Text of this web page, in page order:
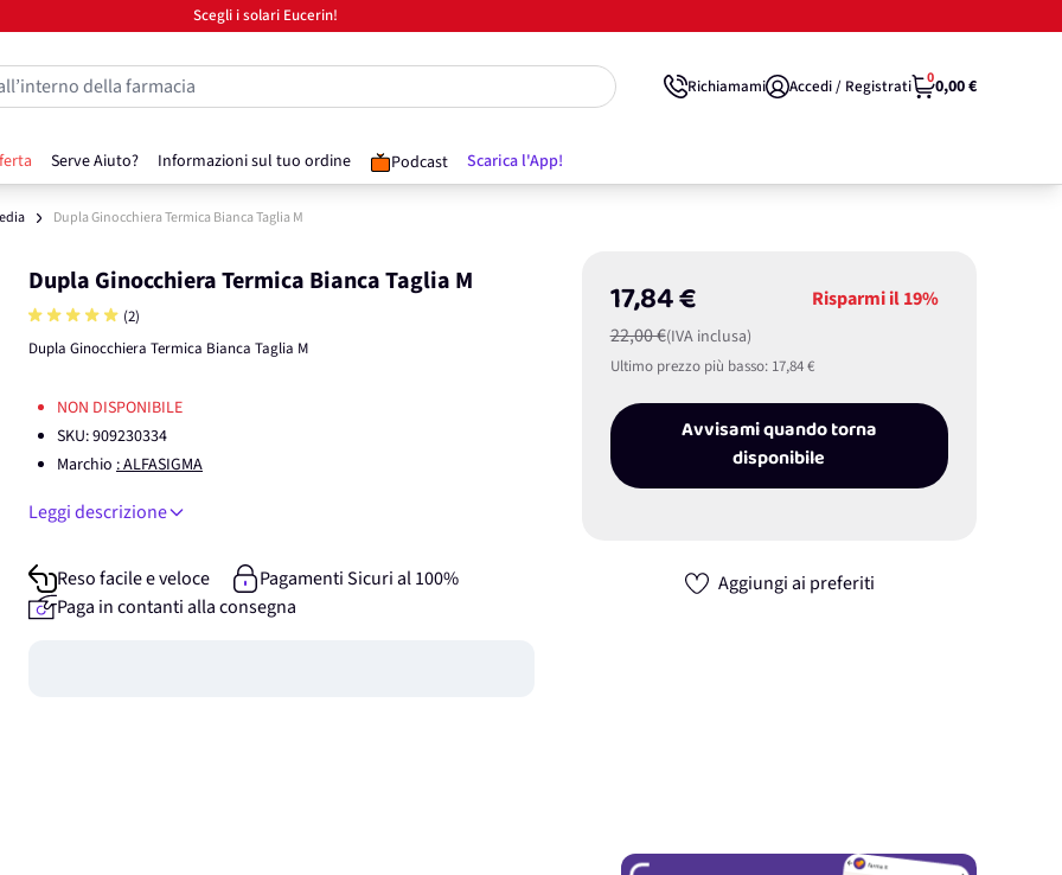
Scegli i solari Eucerin!
Serve Aiuto? Informazioni sul tuo ordine Podcast Scarica l'App!
della farmacia Richiamami Accedi / Registrati 00,00 €
Dupla Ginocchiera Termica Bianca Taglia M
Dupla Ginocchiera Termica Bianca Taglia M
(2)
Dupla Ginocchiera Termica Bianca Taglia M
17,84 €
22,00 €(IVA inclusa)
Risparmi il19%
Ultimo prezzo più basso: 17,84 €
Avvisami quando torna
disponibile
Aggiungi ai preferiti
NON DISPONIBILE
SKU:909230334
Marchio : ALFASIGMA
Leggi descrizione
Reso facile e veloce
Pagamenti Sicuri al 100%
Paga in contanti alla consegna